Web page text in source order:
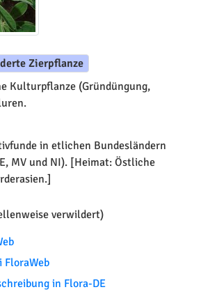
Zierpflanze
Kulturpflanze (Gründüngung,
in etlichen Bundesländern
MV und NI). [Heimat: Östliche
verwildert)
FloraWeb
in Flora-DE